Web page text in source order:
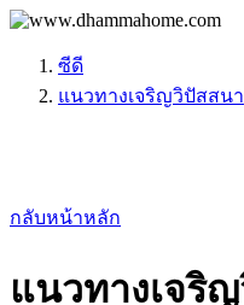
ซีดี
แนวทางเจริญวิปัสสนา
กลับหน้าหลัก
แนวทางเจริ